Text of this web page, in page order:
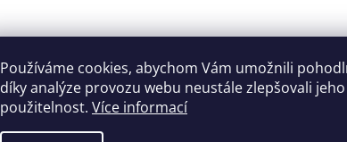
Používáme cookies, abychom Vám umožnili
díky analýze provozu webu neustále zlepšovali
použitelnost. Více informací